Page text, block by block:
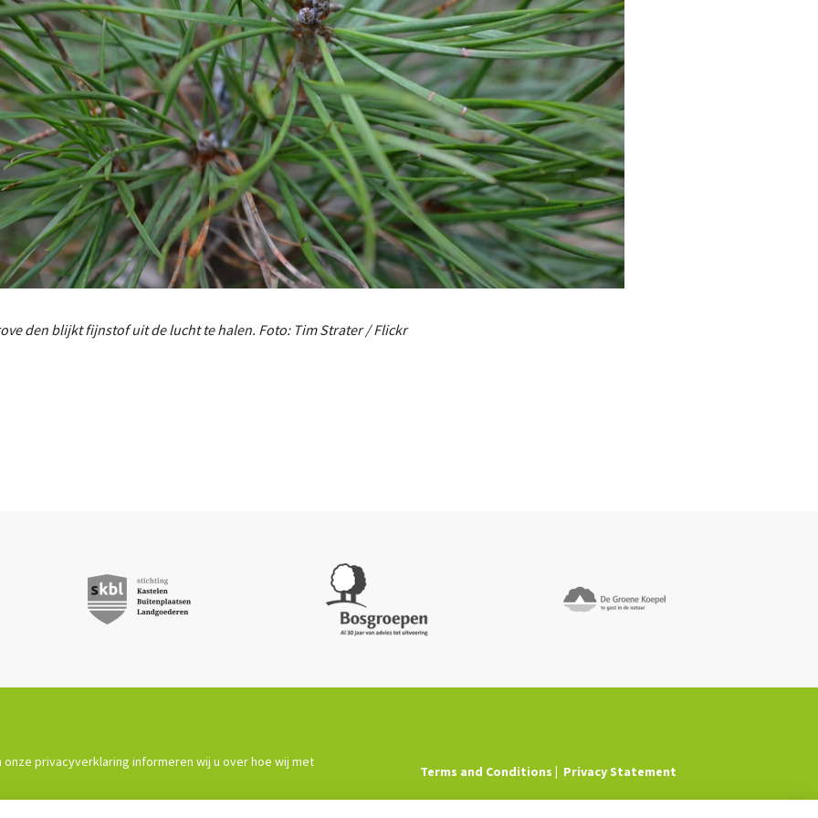
den blijkt fijnstof uit de lucht te halen. Foto: Tim Strater / Flickr
privacyverklaring informeren wij u over hoe wij met
Terms and Conditions Privacy Statement